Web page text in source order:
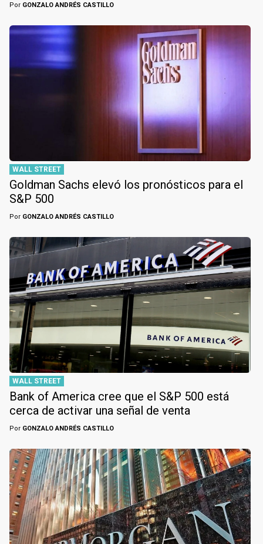
Por GONZALO ANDRÉS CASTILLO
WALL STREET
Goldman Sachs elevó los pronósticos para el
S&P 500
Por GONZALO ANDRÉS CASTILLO
WALL STREET
Bank of America cree que el S&P 500 está
cerca de activar una señal de venta
Por GONZALO ANDRÉS CASTILLO